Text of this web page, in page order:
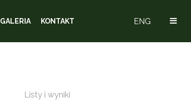
ENG
GALERIA KONTAKT
Listy i wyniki